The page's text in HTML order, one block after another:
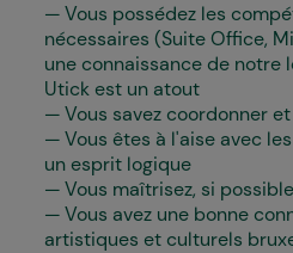
Vous possédez les
nécessaires (Suite Office,
une connaissance de
Utick est un atout
Vous savez coordonner
Vous êtes à l'aise avec
un esprit logique
Vous maîtrisez, si
Vous avez une bonne
artistiques et culturels